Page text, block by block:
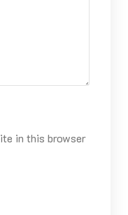
in this browser